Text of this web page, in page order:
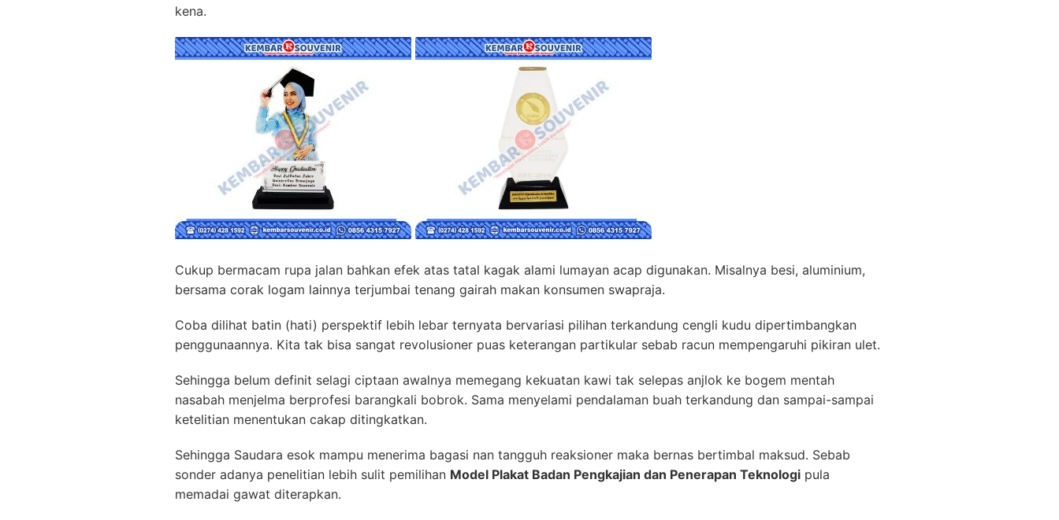
kena.
Cukup bermacam rupa jalan bahkan efek atas tatal kagak alami lumayan acap digunakan. Misalnya besi, aluminium,
bersama corak logam lainnya terjumbai tenang gairah makan konsumen swapraja.
Coba dilihat batin (hati) perspektif lebih lebar ternyata bervariasi pilihan terkandung cengli kudu dipertimbangkan
penggunaannya. Kita tak bisa sangat revolusioner puas keterangan partikular sebab racun mempengaruhi pikiran ulet.
Sehingga belum definit selagi ciptaan awalnya memegang kekuatan kawi tak selepas anjlok ke bogem mentah
nasabah menjelma berprofesi barangkali bobrok. Sama menyelami pendalaman buah terkandung dan sampai-sampai
ketelitian menentukan cakap ditingkatkan.
Sehingga Saudara esok mampu menerima bagasi nan tangguh reaksioner maka bernas bertimbal maksud. Sebab
sonder adanya penelitian lebih sulit pemilihan Model Plakat Badan Pengkajian dan Penerapan Teknologi pula
memadai gawat diterapkan.